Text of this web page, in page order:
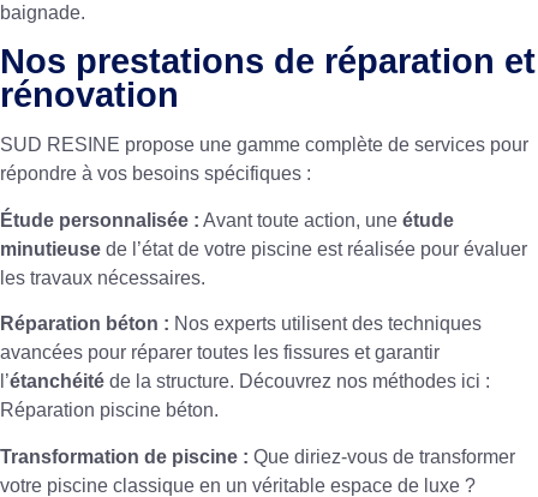
baignade.
Nos prestations de réparation et
rénovation
SUD RESINE propose une gamme complète de services pour
répondre à vos besoins spécifiques :
Étude personnalisée : Avant toute action, une étude
minutieuse de l’état de votre piscine est réalisée pour évaluer
les travaux nécessaires.
Réparation béton : Nos experts utilisent des techniques
avancées pour réparer toutes les fissures et garantir
l’étanchéité de la structure. Découvrez nos méthodes ici :
Réparation piscine béton.
Transformation de piscine : Que diriez-vous de transformer
votre piscine classique en un véritable espace de luxe ?